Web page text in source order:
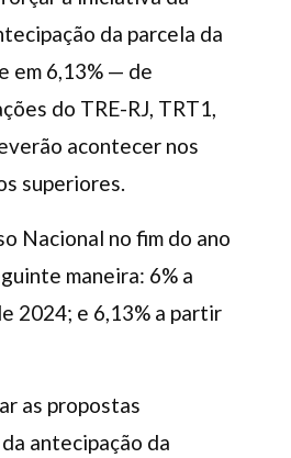
da parcela da
em 6,13% — de
do TRE-RJ, TRT1,
acontecer nos
superiores.
Nacional no fim do ano
maneira: 6% a
2024; e 6,13% a partir
as propostas
antecipação da